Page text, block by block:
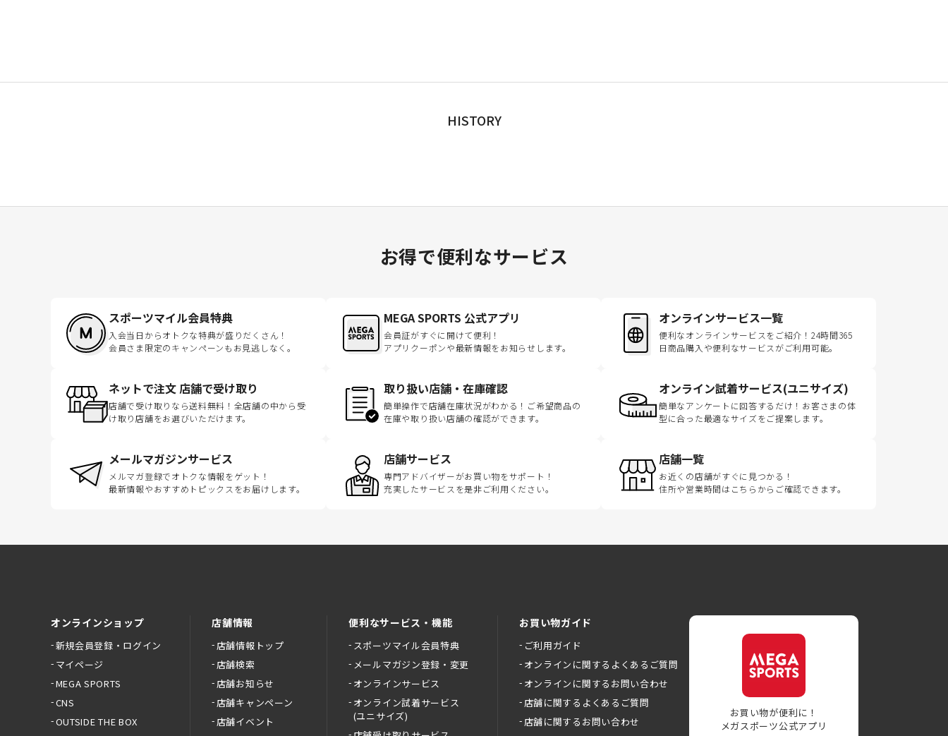
HISTORY
お得で便利なサービス
スポーツマイル会員特典
入会当日からオトクな特典が盛りだくさん！
会員さま限定のキャンペーンもお見逃しなく。
MEGA SPORTS 公式アプリ
会員証がすぐに開けて便利！
アプリクーポンや最新情報をお知らせします。
オンラインサービス一覧
便利なオンラインサービスをご紹介！24時間365
日商品購入や便利なサービスがご利用可能。
ネットで注文 店舗で受け取り
店舗で受け取りなら送料無料！全店舗の中から受
け取り店舗をお選びいただけます。
取り扱い店舗・在庫確認
簡単操作で店舗在庫状況がわかる！ご希望商品の
在庫や取り扱い店舗の確認ができます。
オンライン試着サービス(ユニサイズ)
簡単なアンケートに回答するだけ！お客さまの体
型に合った最適なサイズをご提案します。
メールマガジンサービス
メルマガ登録でオトクな情報をゲット！
最新情報やおすすめトピックスをお届けします。
店舗サービス
専門アドバイザーがお買い物をサポート！
充実したサービスを是非ご利用ください。
店舗一覧
お近くの店舗がすぐに見つかる！
住所や営業時間はこちらからご確認できます。
オンラインショップ
新規会員登録・ログイン
マイページ
MEGA SPORTS
CNS
OUTSIDE THE BOX
店舗情報
店舗情報トップ
店舗検索
店舗お知らせ
店舗キャンペーン
店舗イベント
便利なサービス・機能
スポーツマイル会員特典
メールマガジン登録・変更
オンラインサービス
オンライン試着サービス
(ユニサイズ)
お買い物ガイド
ご利用ガイド
オンラインに関するよくあるご質問
オンラインに関するお問い合わせ
店舗に関するよくあるご質問
店舗に関するお問い合わせ
お買い物が便利に！
メガスポーツ公式アプリ